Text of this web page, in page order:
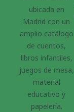
ubicada en
Madrid con un
amplio catálogo
de cuentos,
libros infantiles,
juegos de mesa,
material
educativo y
papelería.